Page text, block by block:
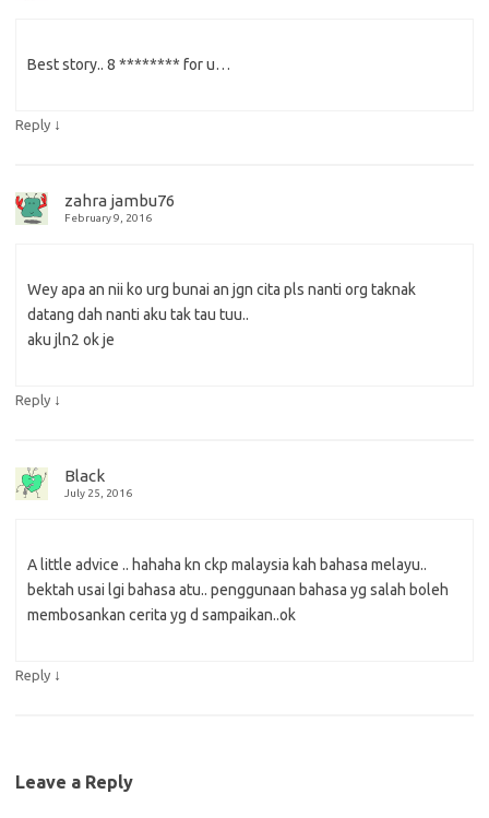
Best story.. 8 ******** for u…
Reply ↓
zahra jambu76
February 9, 2016
Wey apa an nii ko urg bunai an jgn cita pls nanti org taknak
datang dah nanti aku tak tau tuu..
aku jln2 ok je
Reply ↓
Black
July 25, 2016
A little advice .. hahaha kn ckp malaysia kah bahasa melayu..
bektah usai lgi bahasa atu.. penggunaan bahasa yg salah boleh
membosankan cerita yg d sampaikan..ok
Reply ↓
Leave a Reply